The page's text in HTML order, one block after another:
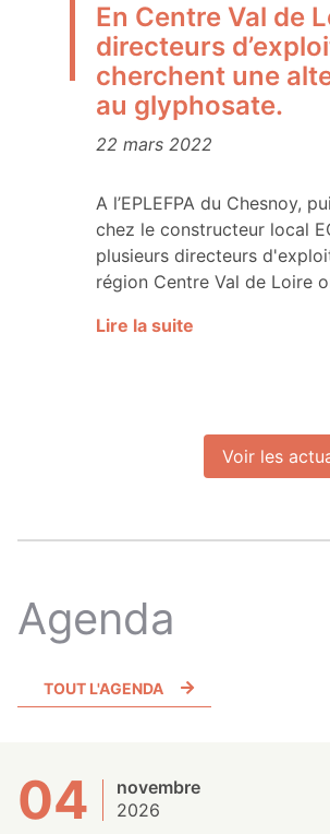
En Centre Val de
directeurs
cherchent une
au glyphosate.
22 mars 2022
A l’EPLEFPA du Chesnoy,
chez le constructeur local
plusieurs directeurs
région Centre Val de Loire
Lire la suite
Voir les
Agenda
TOUT L'AGENDA
04
novembre
2026